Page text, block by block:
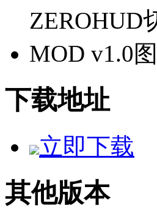
下载地址
立即下载
其他版本